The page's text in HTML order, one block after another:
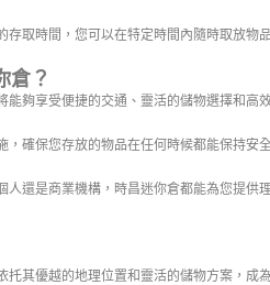
存取時間，您可以在特定時間內隨時取放物
倉？
能夠享受便捷的交通、靈活的儲物選擇和高
，確保您存放的物品在任何時候都能保持安
人還是商業機構，時昌迷你倉都能為您提供
托其優越的地理位置和靈活的儲物方案，成